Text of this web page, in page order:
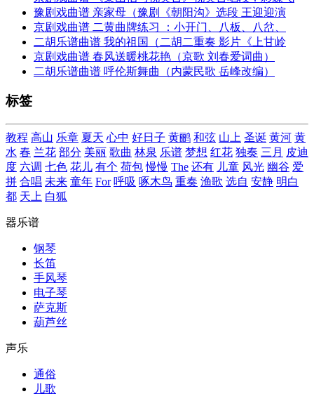
豫剧戏曲谱 亲家母（豫剧《朝阳沟》选段 王迎迎演
京剧戏曲谱 二黄曲牌练习 ：小开门、八板、八岔、
二胡乐谱曲谱 我的祖国（二胡二重奏 影片《上甘岭
京剧戏曲谱 春风送暖桃花艳（京歌 刘春爱词曲）
二胡乐谱曲谱 呼伦斯舞曲（内蒙民歌 岳峰改编）
标签
教程 高山 乐章 夏天 心中 好日子 黄鹂 和弦 山上 圣诞 黄河 黄
水 春 兰花 部分 美丽 歌曲 林泉 乐谱 梦想 红花 独奏 三月 皮迪
度 六调 七色 花儿 有个 荷包 慢慢 The 还有 儿童 风光 幽谷 爱
拼 合唱 未来 童年 For 呼吸 啄木鸟 重奏 渔歌 选自 安静 明白
都 天上 白狐
器乐谱
钢琴
长笛
手风琴
电子琴
萨克斯
葫芦丝
声乐
通俗
儿歌